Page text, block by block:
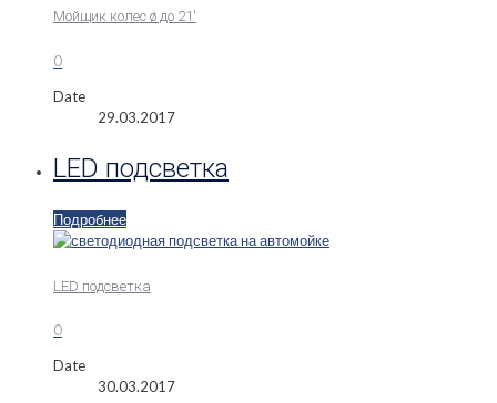
Мойщик колес ø до 21′
0
Date
29.03.2017
LED подсветка
Подробнее
LED подсветка
0
Date
30.03.2017